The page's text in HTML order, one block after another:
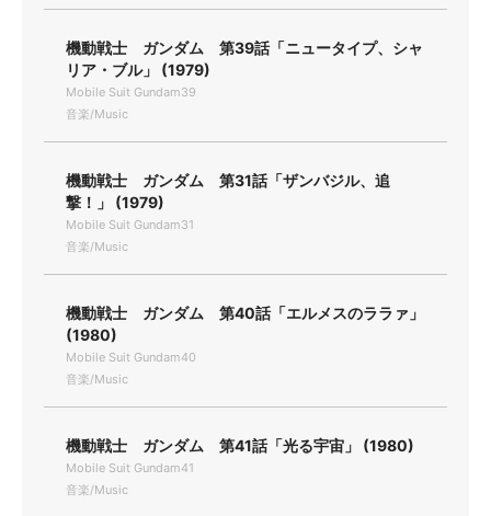
機動戦士 ガンダム 第39話「ニュータイプ、シャ
リア・ブル」 (1979)
Mobile Suit Gundam39
音楽/Music
機動戦士 ガンダム 第31話「ザンバジル、追
撃！」 (1979)
Mobile Suit Gundam31
音楽/Music
機動戦士 ガンダム 第40話「エルメスのララァ」
(1980)
Mobile Suit Gundam40
音楽/Music
機動戦士 ガンダム 第41話「光る宇宙」 (1980)
Mobile Suit Gundam41
音楽/Music